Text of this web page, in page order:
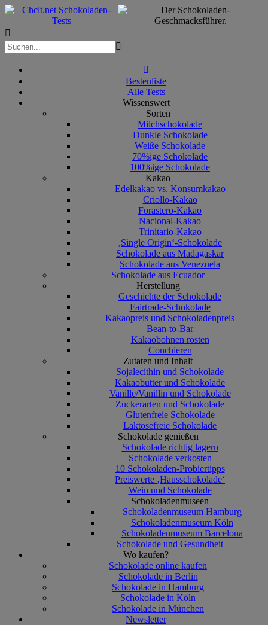



Bestenliste
Alle Tests
Wissenswert
Sorten
Milchschokolade
Dunkle Schokolade
Weiße Schokolade
70%ige Schokolade
100%ige Schokolade
Kakao
Edelkakao vs. Konsumkakao
Criollo-Kakao
Forastero-Kakao
Nacional-Kakao
Trinitario-Kakao
‚Single Origin‘-Schokolade
Schokolade aus Madagaskar
Schokolade aus Venezuela
Schokolade aus Ecuador
Herstellung
Geschichte der Schokolade
Fairtrade-Schokolade
Kakaopreis und Schokoladenpreis
Bean-to-Bar
Kakaobohnen rösten
Conchieren
Zutaten und Inhalt
Sojalecithin und Schokolade
Kakaobutter und Schokolade
Vanille/Vanillin und Schokolade
Zuckerarten und Schokolade
Glutenfreie Schokolade
Laktosefreie Schokolade
Schokolade genießen
Schokolade richtig lagern
Schokolade verkosten
10 Schokoladen-Probiertipps
Preiswerte ‚Hausschokolade‘
Wein und Schokolade
Schokoladenmuseen
Schokoladenmuseum Hamburg
Schokoladenmuseum Köln
Schokoladenmuseum Barcelona
Schokolade und Gesundheit
Wo kaufen?
Schokolade online kaufen
Schokolade in Berlin
Schokolade in Hamburg
Schokolade in Köln
Schokolade in München
Newsletter